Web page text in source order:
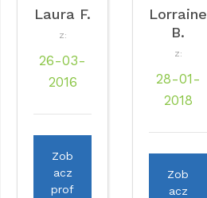
Laura F.
Z:
26-03-
2016
Zob
acz
prof
Lorraine
B.
Z:
28-01-
2018
Zob
acz